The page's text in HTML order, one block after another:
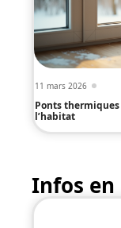
11 mars 2026
Ponts
l’habitat
Infos en